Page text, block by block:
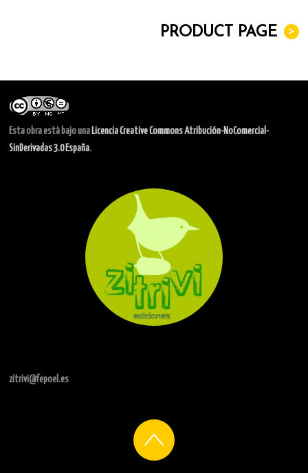
>
PRODUCT PAGE
Esta obra está bajo una Licencia Creative Commons Atribución-NoComercial-
SinDerivadas 3.0 España.
zitrivi@fepoel.es